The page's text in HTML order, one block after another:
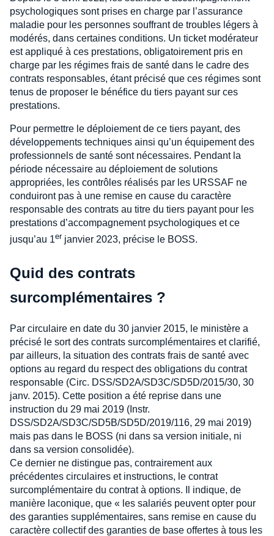
psychologiques sont prises en charge par l’assurance
maladie pour les personnes souffrant de troubles légers à
modérés, dans certaines conditions. Un ticket modérateur
est appliqué à ces prestations, obligatoirement pris en
charge par les régimes frais de santé dans le cadre des
contrats responsables, étant précisé que ces régimes sont
tenus de proposer le bénéfice du tiers payant sur ces
prestations.
Pour permettre le déploiement de ce tiers payant, des
développements techniques ainsi qu’un équipement des
professionnels de santé sont nécessaires. Pendant la
période nécessaire au déploiement de solutions
appropriées, les contrôles réalisés par les URSSAF ne
conduiront pas à une remise en cause du caractère
responsable des contrats au titre du tiers payant pour les
prestations d’accompagnement psychologiques et ce
jusqu’au 1er janvier 2023, précise le BOSS.
Quid des contrats
surcomplémentaires ?
Par circulaire en date du 30 janvier 2015, le ministère a
précisé le sort des contrats surcomplémentaires et clarifié,
par ailleurs, la situation des contrats frais de santé avec
options au regard du respect des obligations du contrat
responsable (Circ. DSS/SD2A/SD3C/SD5D/2015/30, 30
janv. 2015). Cette position a été reprise dans une
instruction du 29 mai 2019 (Instr.
DSS/SD2A/SD3C/SD5B/SD5D/2019/116, 29 mai 2019)
mais pas dans le BOSS (ni dans sa version initiale, ni
dans sa version consolidée).
Ce dernier ne distingue pas, contrairement aux
précédentes circulaires et instructions, le contrat
surcomplémentaire du contrat à options. Il indique, de
manière laconique, que « les salariés peuvent opter pour
des garanties supplémentaires, sans remise en cause du
caractère collectif des garanties de base offertes à tous les